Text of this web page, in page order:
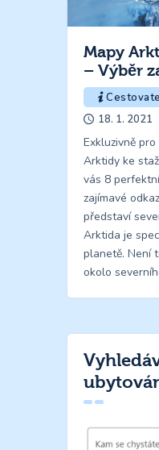
Mapy
– Výběr
18. 1. 2021
Exkluzivně
Arktidy ke
vás 8
zajímavé
představí
Arktida je
planetě. Není
okolo